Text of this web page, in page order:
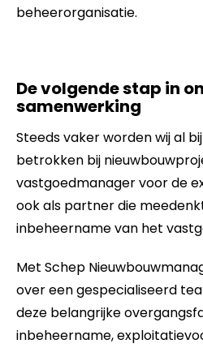
beheerorganisatie.
De volgende stap in
samenwerking
Steeds vaker worden wij al
betrokken bij
vastgoedmanager voor de
ook als partner die
inbeheername van het
Met Schep
over een gespecialiseerd
deze belangrijke
inbeheername,